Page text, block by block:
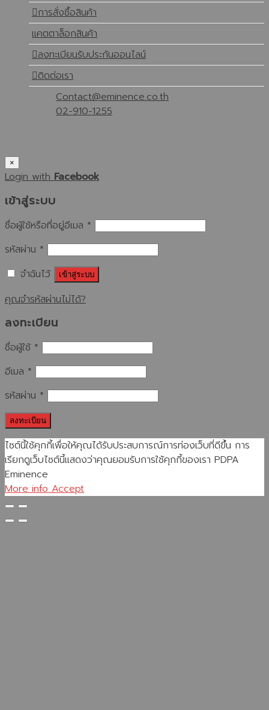
การสั่งซื้อสินค้า
แคตตาล็อกสินค้า
ลงทะเบียนรับประกันออนไลน์
ติดต่อเรา
Contact@eminence.co.th
02-910-1255
×
Login withFacebook
เข้าสู่ระบบ
ชื่อผู้ใช้หรือที่อยู่อีเมล *
รหัสผ่าน *
จำฉันไว้
เข้าสู่ระบบ
คุณจำรหัสผ่านไม่ได้?
ลงทะเบียน
ชื่อผู้ใช้ *
อีเมล *
รหัสผ่าน *
ลงทะเบียน
ไซต์นี้ใช้คุกกี้เพื่อให้คุณได้รับประสบการณ์การท่องเว็บที่ดีขึ้น การ
เรียกดูเว็บไซต์นี้แสดงว่าคุณยอมรับการใช้คุกกี้ของเรา PDPA
Eminence
More info Accept